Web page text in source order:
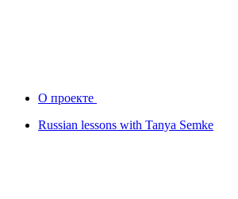
О проекте
Russian lessons with Tanya Semke